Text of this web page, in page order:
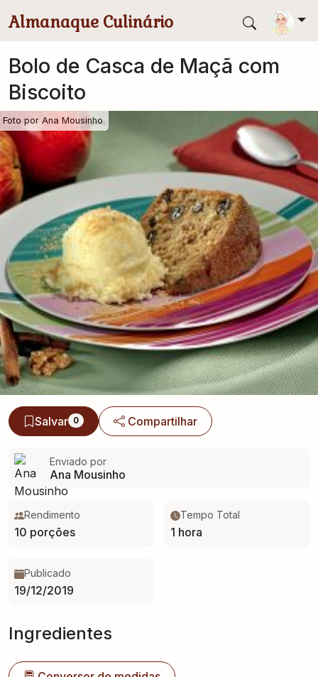
Almanaque Culinário
Bolo de Casca de Maçã com
Biscoito
Foto por Ana Mousinho
Salvar 0 Compartilhar
Enviado por
Ana Mousinho
Rendimento
10 porções
Tempo Total
1 hora
Publicado
19/12/2019
Ingredientes